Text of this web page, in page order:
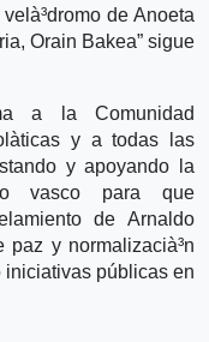
de Anoeta
Orain Bakea” sigue
a la Comunidad
y a todas las
y apoyando la
vasco para que
de Arnaldo
y normalizacià³n
públicas en